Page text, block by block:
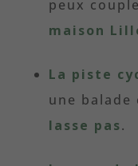
peux
maison
La piste
une balade
lasse pas.